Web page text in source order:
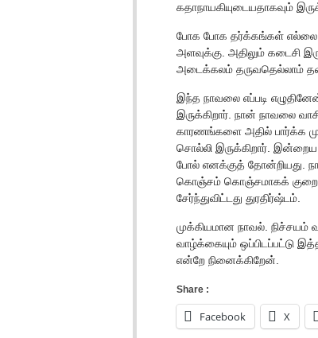
கதாநாயகியுடையதாகவும்
போக போக தர்க்கங்கள் எல்லை
அளவுக்கு. அதிலும் கடைசி
அடைக்கலம் தருவதெல்லாம்
இந்த நாவலை எப்படி
இருக்கிறார். நான் நாவலை
காரணங்களை அதில் பார்க்க
சொல்லி இருக்கிறார். இன்றைய
போல் எனக்குத் தோன்றியது.
கொஞ்சம் கொஞ்சமாகக்
சேர்ந்துவிட்டது துரதிர்ஷ்டம்.
முக்கியமான நாவல். நிச்சயம்
வாழ்க்கையும் ஒப்பிடப்பட்டு
என்றே நினைக்கிறேன்.
Share :
Facebook X